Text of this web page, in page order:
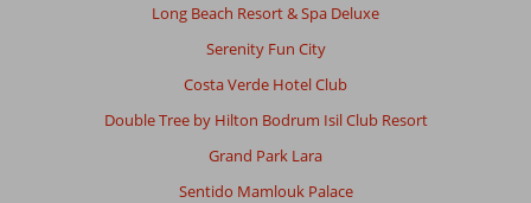
Long Beach Resort & Spa Deluxe
Serenity Fun City
Costa Verde Hotel Club
Double Tree by Hilton Bodrum Isil Club Resort
Grand Park Lara
Sentido Mamlouk Palace